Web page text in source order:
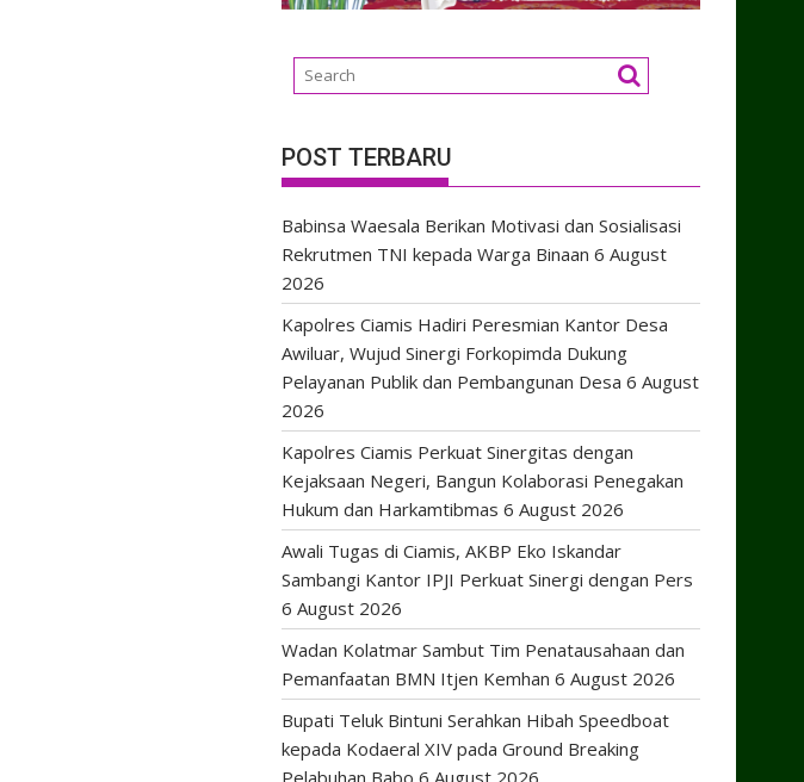
POST TERBARU
Babinsa Waesala Berikan Motivasi dan Sosialisasi
Rekrutmen TNI kepada Warga Binaan 6 August
2026
Kapolres Ciamis Hadiri Peresmian Kantor Desa
Awiluar, Wujud Sinergi Forkopimda Dukung
Pelayanan Publik dan Pembangunan Desa 6 August
2026
Kapolres Ciamis Perkuat Sinergitas dengan
Kejaksaan Negeri, Bangun Kolaborasi Penegakan
Hukum dan Harkamtibmas 6 August 2026
Awali Tugas di Ciamis, AKBP Eko Iskandar
Sambangi Kantor IPJI Perkuat Sinergi dengan Pers
6 August 2026
Wadan Kolatmar Sambut Tim Penatausahaan dan
Pemanfaatan BMN Itjen Kemhan 6 August 2026
Bupati Teluk Bintuni Serahkan Hibah Speedboat
kepada Kodaeral XIV pada Ground Breaking
Pelabuhan Babo 6 August 2026